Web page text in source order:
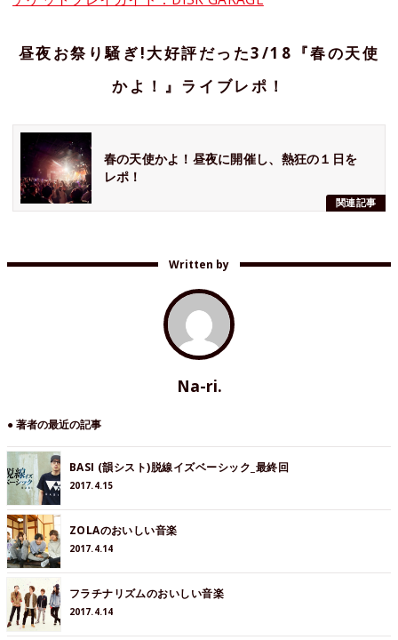
昼夜お祭り騒ぎ!大好評だった3/18『春の天使
かよ！』ライブレポ！
関連記事
春の天使かよ！昼夜に開催し、熱狂の１日を
レポ！
Written by
Na-ri.
● 著者の最近の記事
BASI (韻シスト)脱線イズベーシック_最終回
2017.4.15
ZOLAのおいしい音楽
2017.4.14
フラチナリズムのおいしい音楽
2017.4.14